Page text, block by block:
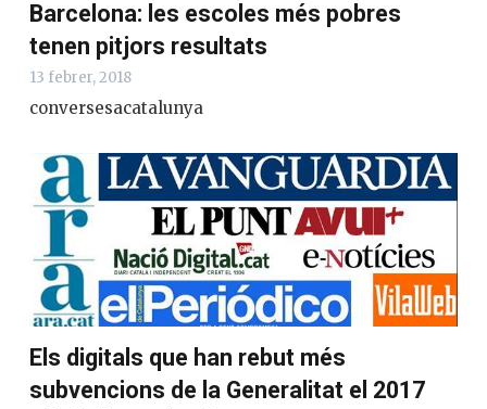
Barcelona: les escoles més pobres
tenen pitjors resultats
13 febrer, 2018
conversesacatalunya
Els digitals que han rebut més
subvencions de la Generalitat el 2017